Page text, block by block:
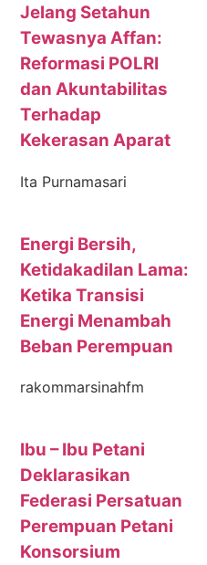
Jelang Setahun
Tewasnya Affan:
Reformasi POLRI
dan Akuntabilitas
Terhadap
Kekerasan Aparat
Ita Purnamasari
Energi Bersih,
Ketidakadilan Lama:
Ketika Transisi
Energi Menambah
Beban Perempuan
rakommarsinahfm
Ibu – Ibu Petani
Deklarasikan
Federasi Persatuan
Perempuan Petani
Konsorsium